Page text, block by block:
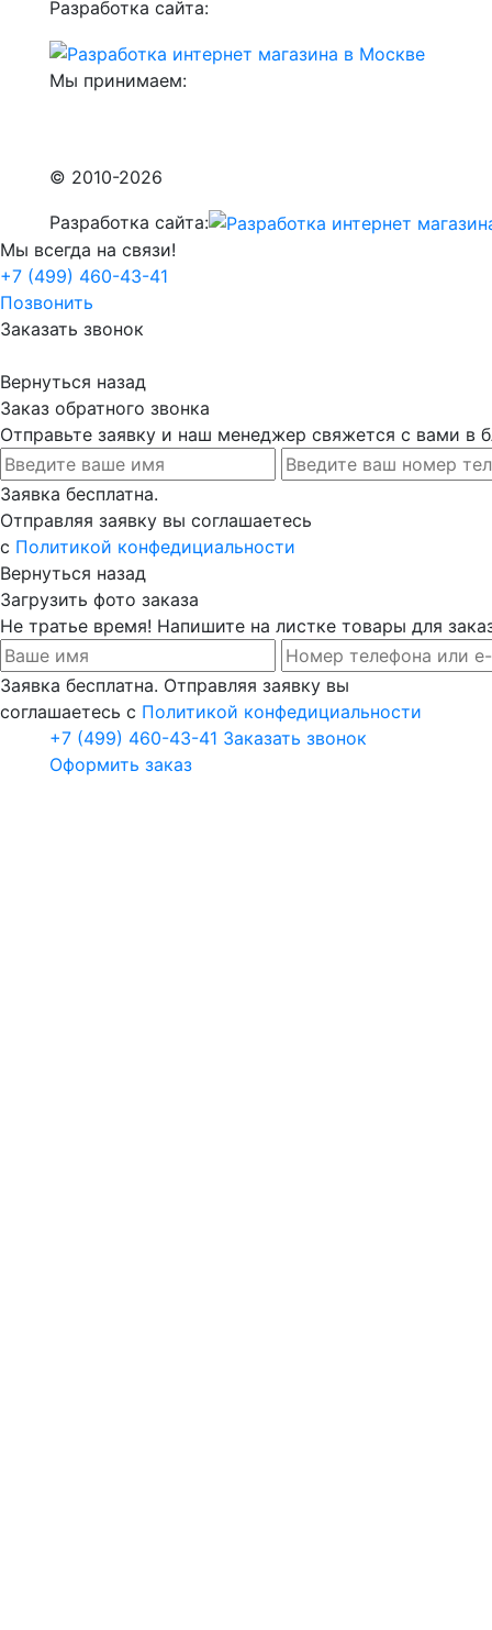
Разработка сайта:
Мы принимаем:
© 2010-2026
Разработка сайта:
Мы всегда на связи!
+7 (499) 460-43-41
Позвонить
Заказать звонок
Вернуться назад
Заказ обратного звонка
Отправьте заявку и наш менеджер свяжется с вами в
Заявка бесплатна.
Отправляя заявку вы соглашаетесь
с Политикой конфедициальности
Вернуться назад
Загрузить фото заказа
Не тратье время! Напишите на листке товары для
Заявка бесплатна. Отправляя заявку вы
соглашаетесь с Политикой конфедициальности
+7 (499) 460-43-41 Заказать звонок
Оформить заказ